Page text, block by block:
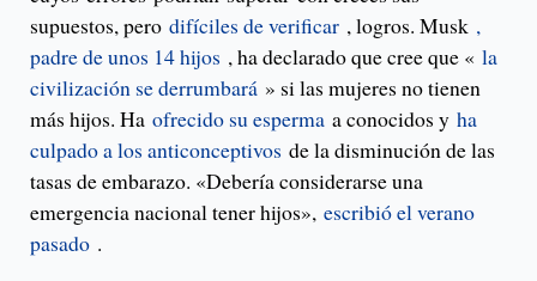
supuestos, pero difíciles de verificar , logros. Musk ,
padre de unos 14 hijos , ha declarado que cree que « la
civilización se derrumbará » si las mujeres no tienen
más hijos. Ha ofrecido su esperma a conocidos y ha
culpado a los anticonceptivos de la disminución de las
tasas de embarazo. «Debería considerarse una
emergencia nacional tener hijos», escribió el verano
pasado .